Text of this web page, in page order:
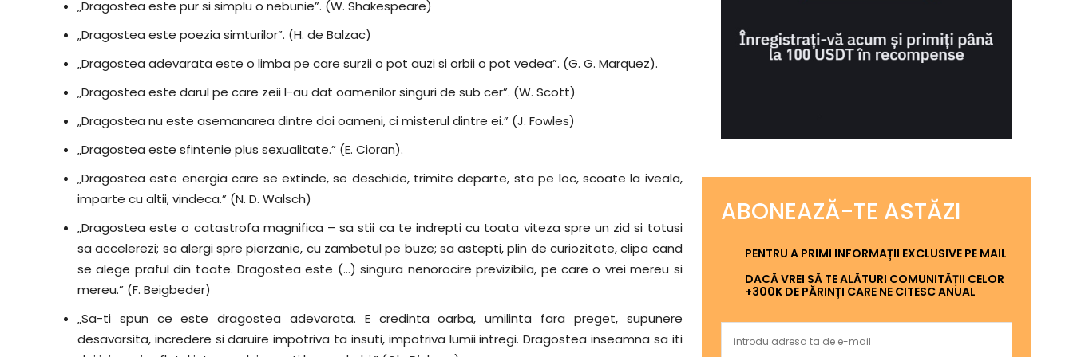
„Dragostea este pur si simplu o nebunie”. (W. Shakespeare)
„Dragostea este poezia simturilor”. (H. de Balzac)
„Dragostea adevarata este o limba pe care surzii o pot auzi si orbii o pot vedea”. (G. G. Marquez).
„Dragostea este darul pe care zeii l-au dat oamenilor singuri de sub cer”. (W. Scott)
„Dragostea nu este asemanarea dintre doi oameni, ci misterul dintre ei.” (J. Fowles)
„Dragostea este sfintenie plus sexualitate.” (E. Cioran).
„Dragostea este energia care se extinde, se deschide, trimite departe, sta pe loc, scoate la iveala,
imparte cu altii, vindeca.” (N. D. Walsch)
„Dragostea este o catastrofa magnifica – sa stii ca te indrepti cu toata viteza spre un zid si totusi
sa accelerezi; sa alergi spre pierzanie, cu zambetul pe buze; sa astepti, plin de curiozitate, clipa cand
se alege praful din toate. Dragostea este (…) singura nenorocire previzibila, pe care o vrei mereu si
mereu.” (F. Beigbeder)
„Sa-ti spun ce este dragostea adevarata. E credinta oarba, umilinta fara preget, supunere
desavarsita, incredere si daruire impotriva ta insuti, impotriva lumii intregi. Dragostea inseamna sa iti
ABONEAZĂ-TE ASTĂZI
PENTRU A PRIMI INFORMAȚII EXCLUSIVE PE MAIL
DACĂ VREI SĂ TE ALĂTURI COMUNITĂȚII CELOR
+300K DE PĂRINȚI CARE NE CITESC ANUAL